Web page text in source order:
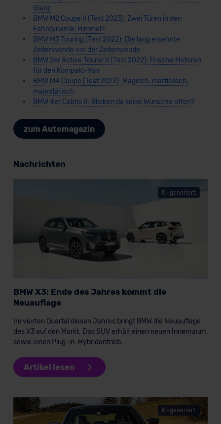
Datenschutzklauseln können Sie über den Kontakt zu
unserem Datenschutzbeauftragten unter
datenschutz@meinauto.de anfordern.
Datenschutzerklärung|Impressum
Glanz
BMW M2 Coupe II (Test 2023): Zwei Türen in den
Fahrdynamik-Himmel?
BMW M3 Touring (Test 2022): Die lang ersehnte
Zeitenwende vor der Zeitenwende
BMW 2er Active Tourer II (Test 2022): Frische Motoren
für den Kompakt-Van
BMW M4 Coupe (Test 2022): Magisch, martialisch,
majestätisch
BMW 4er Cabrio II: Bleiben da keine Wünsche offen?
zum Automagazin
Nachrichten
KI-generiert
BMW X3: Ende des Jahres kommt die
Neuauflage
Im vierten Quartal diesen Jahres bringt BMW die Neuauflage
des X3 auf den Markt. Das SUV erhält einen neuen Innenraum
sowie einen Plug-in-Hybridantrieb.
Artikel lesen
KI-generiert